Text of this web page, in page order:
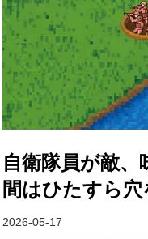
自衛隊員が敵
間はひたすら
2026-05-17